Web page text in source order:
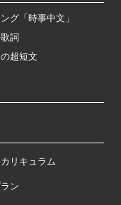
グ「時事中文」
詞
超短文
リキュラム
ン